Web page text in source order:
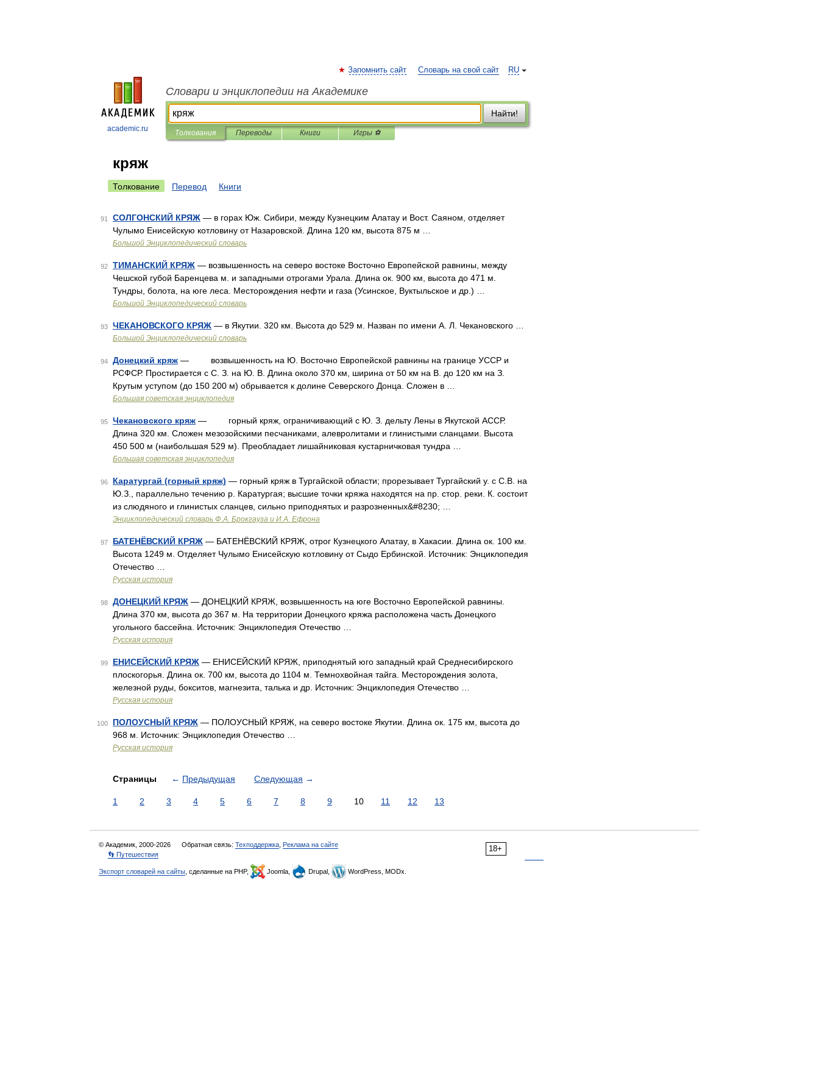
academic.ru
RU
Запомнить сайт Словарь на свой сайт
Словари и энциклопедии на Академике
Найти!
Толкования Переводы Книги Игры ⚽
кряж
Толкование Перевод Книги
91 СОЛГОНСКИЙ КРЯЖ — в горах Юж. Сибири, между Кузнецким Алатау и Вост. Саяном, отделяет
Чулымо Енисейскую котловину от Назаровской. Длина 120 км, высота 875 м …
Большой Энциклопедический словарь
92 ТИМАНСКИЙ КРЯЖ — возвышенность на северо востоке Восточно Европейской равнины, между
Чешской губой Баренцева м. и западными отрогами Урала. Длина ок. 900 км, высота до 471 м.
Тундры, болота, на юге леса. Месторождения нефти и газа (Усинское, Вуктыльское и др.) …
Большой Энциклопедический словарь
93 ЧЕКАНОВСКОГО КРЯЖ — в Якутии. 320 км. Высота до 529 м. Назван по имени А. Л. Чекановского …
Большой Энциклопедический словарь
94 Донецкий кряж — возвышенность на Ю. Восточно Европейской равнины на границе УССР и
РСФСР. Простирается с С. З. на Ю. В. Длина около 370 км, ширина от 50 км на В. до 120 км на З.
Крутым уступом (до 150 200 м) обрывается к долине Северского Донца. Сложен в …
Большая советская энциклопедия
95 Чекановского кряж — горный кряж, ограничивающий с Ю. З. дельту Лены в Якутской АССР.
Длина 320 км. Сложен мезозойскими песчаниками, алевролитами и глинистыми сланцами. Высота
450 500 м (наибольшая 529 м). Преобладает лишайниковая кустарничковая тундра …
Большая советская энциклопедия
96 Каратургай (горный кряж) — горный кряж в Тургайской области; прорезывает Тургайский у. с С.В. на
Ю.З., параллельно течению р. Каратургая; высшие точки кряжа находятся на пр. стор. реки. К. состоит
из слюдяного и глинистых сланцев, сильно приподнятых и разрозненных&#8230; …
Энциклопедический словарь Ф.А. Брокгауза и И.А. Ефрона
97 БАТЕНЁВСКИЙ КРЯЖ — БАТЕНЁВСКИЙ КРЯЖ, отрог Кузнецкого Алатау, в Хакасии. Длина ок. 100 км.
Высота 1249 м. Отделяет Чулымо Енисейскую котловину от Сыдо Ербинской. Источник: Энциклопедия
Отечество …
Русская история
98 ДОНЕЦКИЙ КРЯЖ — ДОНЕЦКИЙ КРЯЖ, возвышенность на юге Восточно Европейской равнины.
Длина 370 км, высота до 367 м. На территории Донецкого кряжа расположена часть Донецкого
угольного бассейна. Источник: Энциклопедия Отечество …
Русская история
99 ЕНИСЕЙСКИЙ КРЯЖ — ЕНИСЕЙСКИЙ КРЯЖ, приподнятый юго западный край Среднесибирского
плоскогорья. Длина ок. 700 км, высота до 1104 м. Темнохвойная тайга. Месторождения золота,
железной руды, бокситов, магнезита, талька и др. Источник: Энциклопедия Отечество …
Русская история
100 ПОЛОУСНЫЙ КРЯЖ — ПОЛОУСНЫЙ КРЯЖ, на северо востоке Якутии. Длина ок. 175 км, высота до
968 м. Источник: Энциклопедия Отечество …
Русская история
Страницы ← Предыдущая Следующая →
1 2 3 4 5 6 7 8 9 10 11 12 13
18+
© Академик, 2000-2026 Обратная связь: Техподдержка Реклама на сайте
👣 Путешествия
Экспорт словарей на сайты , сделанные на PHP, Joomla, Drupal, WordPress, MODx.